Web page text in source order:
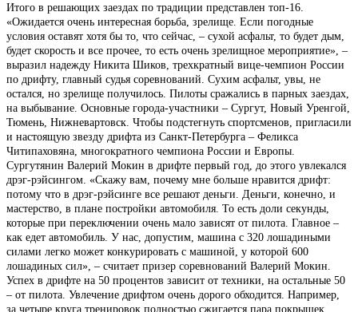
Итого в решающих заездах по традиции представлен топ-16.
«Ожидается очень интересная борьба, зрелище. Если погодные
условия оставят хотя бы то, что сейчас, – сухой асфальт, то будет дым,
будет скорость и все прочее, то есть очень зрелищное мероприятие», –
выразил надежду Никита Шиков, трехкратный вице-чемпион России
по дрифту, главный судья соревнований. Сухим асфальт, увы, не
остался, но зрелище получилось. Пилоты сражались в парных заездах,
на выбывание. Основные города-участники – Сургут, Новый Уренгой,
Тюмень, Нижневартовск. Чтобы подстегнуть спортсменов, пригласили
и настоящую звезду дрифта из Санкт-Петербурга – Феликса
Читипаховяна, многократного чемпиона России и Европы.
Сургутянин Валерий Мокин в дрифте первый год, до этого увлекался
дрэг-рэйсингом. «Скажу вам, почему мне больше нравится дрифт:
потому что в дрэг-рэйсинге все решают деньги. Деньги, конечно, и
мастерство, в плане постройки автомобиля. То есть доли секунды,
которые при переключении очень мало зависят от пилота. Главное –
как едет автомобиль. У нас, допустим, машина с 320 лошадиными
силами легко может конкурировать с машиной, у которой 600
лошадиных сил», – считает призер соревнований Валерий Мокин.
Успех в дрифте на 50 процентов зависит от техники, на остальные 50
– от пилота. Увлечение дрифтом очень дорого обходится. Например,
за четыре круга тренировок полностью сжигается пара покрышек